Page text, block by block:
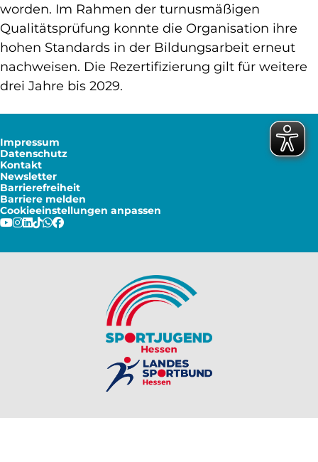
worden. Im Rahmen der turnusmäßigen
Qualitätsprüfung konnte die Organisation ihre
hohen Standards in der Bildungsarbeit erneut
nachweisen. Die Rezertifizierung gilt für weitere
drei Jahre bis 2029.
Impressum
Datenschutz
Kontakt
Newsletter
Barrierefreiheit
Barriere melden
Cookieeinstellungen anpassen